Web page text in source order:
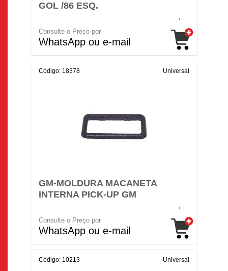
GOL /86 ESQ.
Consulte o Preço por
WhatsApp ou e-mail
Código: 18378 Universal
GM-MOLDURA MACANETA
INTERNA PICK-UP GM
Consulte o Preço por
WhatsApp ou e-mail
Código: 10213 Universal